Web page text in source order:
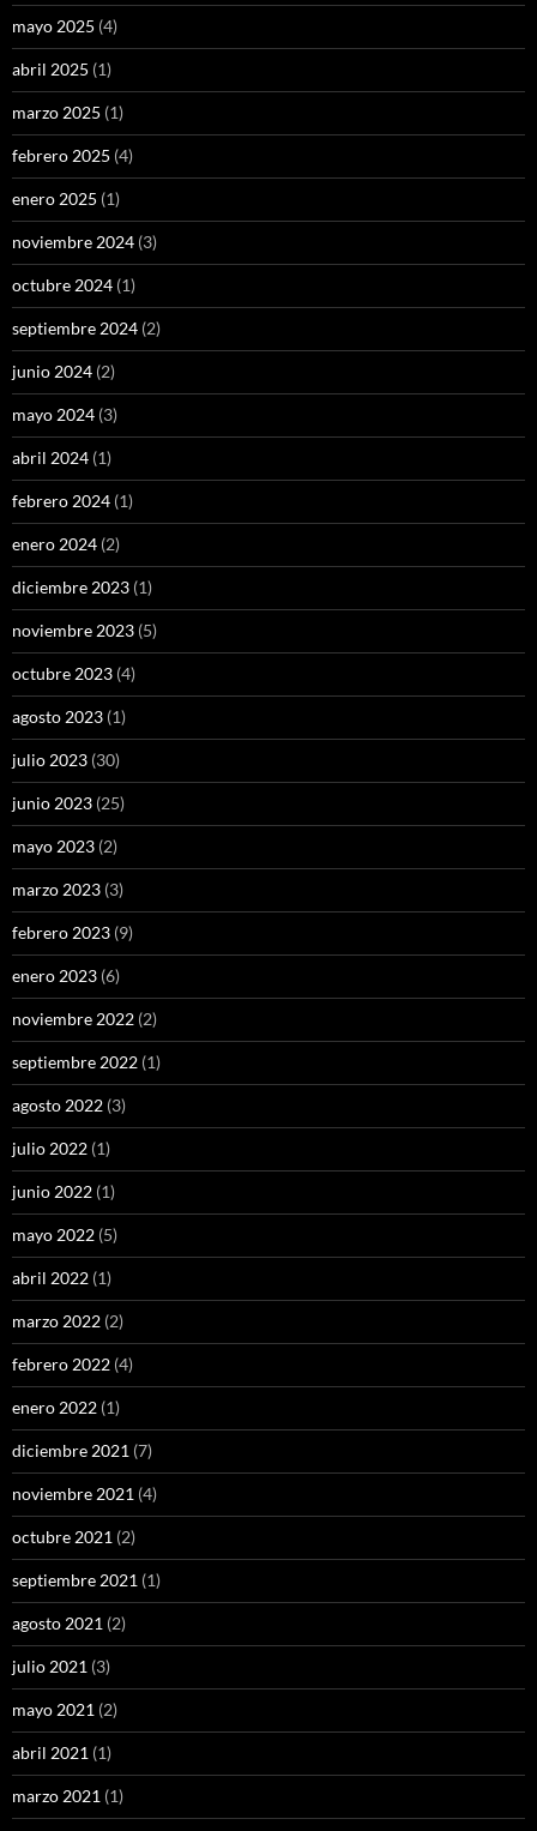
mayo 2025 (4)
abril 2025 (1)
marzo 2025 (1)
febrero 2025 (4)
enero 2025 (1)
noviembre 2024 (3)
octubre 2024 (1)
septiembre 2024 (2)
junio 2024 (2)
mayo 2024 (3)
abril 2024 (1)
febrero 2024 (1)
enero 2024 (2)
diciembre 2023 (1)
noviembre 2023 (5)
octubre 2023 (4)
agosto 2023 (1)
julio 2023 (30)
junio 2023 (25)
mayo 2023 (2)
marzo 2023 (3)
febrero 2023 (9)
enero 2023 (6)
noviembre 2022 (2)
septiembre 2022 (1)
agosto 2022 (3)
julio 2022 (1)
junio 2022 (1)
mayo 2022 (5)
abril 2022 (1)
marzo 2022 (2)
febrero 2022 (4)
enero 2022 (1)
diciembre 2021 (7)
noviembre 2021 (4)
octubre 2021 (2)
septiembre 2021 (1)
agosto 2021 (2)
julio 2021 (3)
mayo 2021 (2)
abril 2021 (1)
marzo 2021 (1)